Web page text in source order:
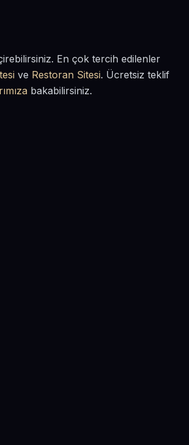
En çok tercih edilenler
ve Restoran Sitesi. Ücretsiz teklif
bakabilirsiniz.